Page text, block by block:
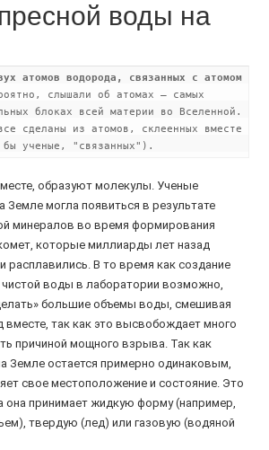
воды на
атомов водорода, связанных с атомом
слышали об атомах – самых
блоках всей материи во Вселенной.
сделаны из атомов, склеенных вместе
ученые, "связанных").
образуют молекулы. Ученые
Земле могла появиться в результате
минералов во время формирования
которые миллиарды лет назад
расплавились. В то время как создание
воды в лаборатории возможно,
большие объемы воды, смешивая
так как это высвобождает много
причиной мощного взрыва. Так как
Земле остается примерно одинаковым,
свое местоположение и состояние. Это
она принимает жидкую форму (например,
твердую (лед) или газовую (водяной